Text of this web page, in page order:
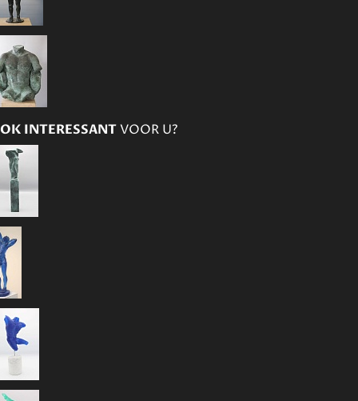
INTERESSANTVOOR U?